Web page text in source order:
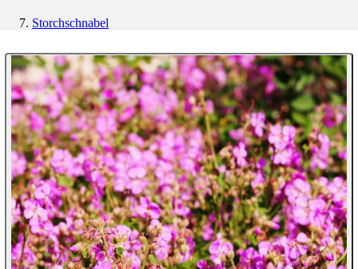
Storchschnabel